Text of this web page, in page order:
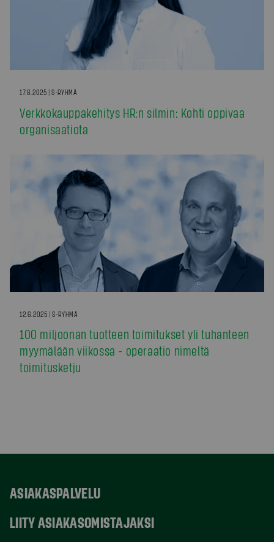
17.6.2025 | S-RYHMÄ
Verkkokauppakehitys HR:n silmin: Kohti oppivaa
organisaatiota
12.6.2025 | S-RYHMÄ
100 miljoonan tuotteen toimitukset yli tuhanteen
myymälään viikossa - operaatio nimeltä
toimitusketju
ASIAKASPALVELU
LIITY ASIAKASOMISTAJAKSI